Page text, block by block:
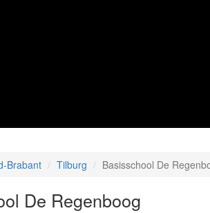
Brabant Tilburg Basisschool De
De Regenboog